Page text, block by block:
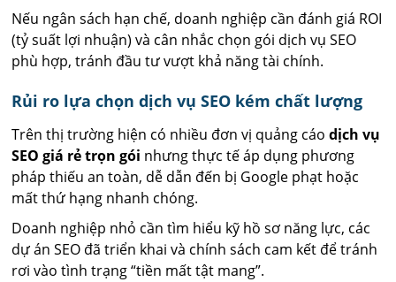
Nếu ngân sách hạn chế, doanh nghiệp cần đánh giá ROI
(tỷ suất lợi nhuận) và cân nhắc chọn gói dịch vụ SEO
phù hợp, tránh đầu tư vượt khả năng tài chính.
Rủi ro lựa chọn dịch vụ SEO kém chất lượng
Trên thị trường hiện có nhiều đơn vị quảng cáodịch vụ
SEO giá rẻ trọn gói nhưng thực tế áp dụng phương
pháp thiếu an toàn, dễ dẫn đến bị Google phạt hoặc
mất thứ hạng nhanh chóng.
Doanh nghiệp nhỏ cần tìm hiểu kỹ hồ sơ năng lực, các
dự án SEO đã triển khai và chính sách cam kết để tránh
rơi vào tình trạng “tiền mất tật mang”.